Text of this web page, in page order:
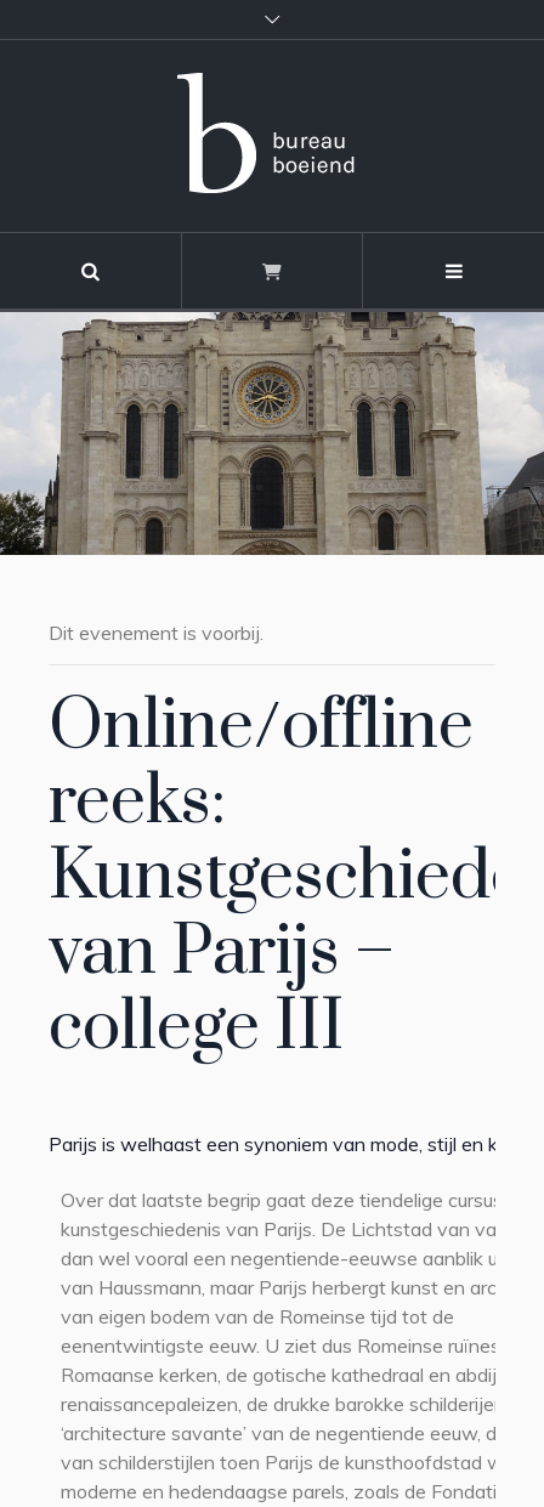
Dit evenement is voorbij.
Online/offline
reeks:
van Parijs –
college III
Parijs is welhaast een synoniem van mode, stijl en kunst.
Over dat laatste begrip gaat deze tiendelige cursus: de
kunstgeschiedenis van Parijs. De Lichtstad van
dan wel vooral een negentiende-eeuwse aanblik uit de
van Haussmann, maar Parijs herbergt kunst en
van eigen bodem van de Romeinse tijd tot de
eenentwintigste eeuw. U ziet dus Romeinse ruïnes,
Romaanse kerken, de gotische kathedraal en abdijen,
renaissancepaleizen, de drukke barokke schilderijen, de
‘architecture savante’ van de negentiende eeuw, de
van schilderstijlen toen Parijs de kunsthoofdstad was
moderne en hedendaagse parels, zoals de Fondation